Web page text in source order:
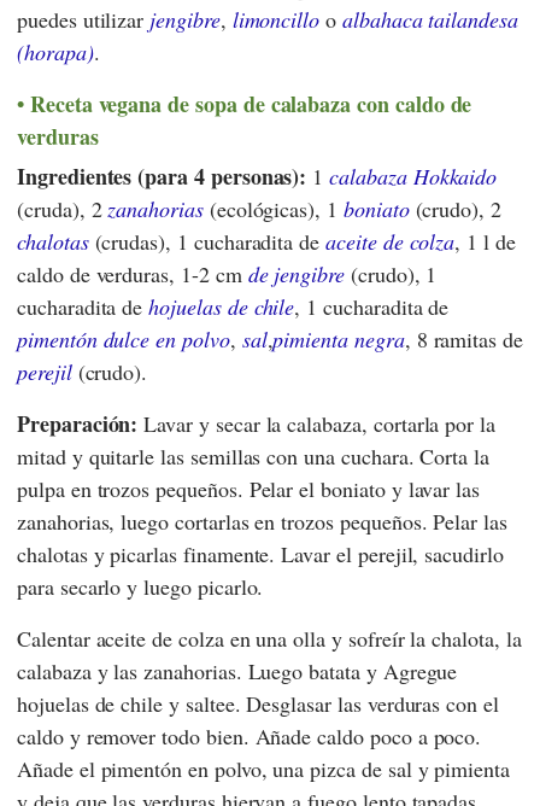
puedes utilizar jengibre, limoncillo o albahaca tailandesa
(horapa).
Receta vegana de sopa de calabaza con caldo de
verduras
Ingredientes (para 4 personas): 1calabaza Hokkaido
(cruda), 2zanahorias(ecológicas), 1 boniato(crudo), 2
chalotas(crudas), 1 cucharadita deaceite de colza, 1 l de
caldo de verduras, 1-2 cm de jengibre (crudo), 1
cucharadita dehojuelas de chile, 1 cucharadita de
pimentón dulce en polvo, sal,pimienta negra, 8 ramitas de
perejil(crudo).
Preparación: Lavar y secar la calabaza, cortarla por la
mitad y quitarle las semillas con una cuchara. Corta la
pulpa en trozos pequeños. Pelar el boniato y lavar las
zanahorias, luego cortarlas en trozos pequeños. Pelar las
chalotas y picarlas finamente. Lavar el perejil, sacudirlo
para secarlo y luego picarlo.
Calentar aceite de colza en una olla y sofreír la chalota, la
calabaza y las zanahorias. Luego batata y Agregue
hojuelas de chile y saltee. Desglasar las verduras con el
caldo y remover todo bien. Añade caldo poco a poco.
Añade el pimentón en polvo, una pizca de sal y pimienta